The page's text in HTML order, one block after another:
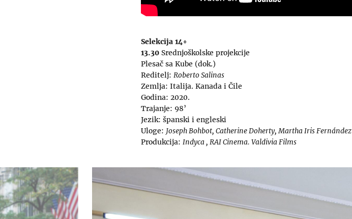
Selekcija 14+
13.30 Srednjoškolske projekcije
Plesač sa Kube (dok.)
Reditelj: Roberto Salinas
Zemlja: Italija. Kanada i Čile
Godina: 2020.
Trajanje: 98’
Jezik: španski i engleski
Uloge: Joseph Bohbot, Catherine Doherty, Martha Iris Fernández
Produkcija: Indyca , RAI Cinema. Valdivia Films